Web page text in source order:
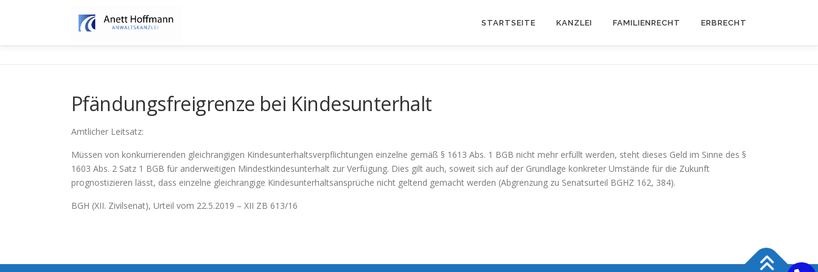
STARTSEITE KANZLEI FAMILIENRECHT ERBRECHT
Pfändungsfreigrenze bei Kindesunterhalt
Amtlicher Leitsatz:
Müssen von konkurrierenden gleichrangigen Kindesunterhaltsverpflichtungen einzelne gemäß § 1613 Abs. 1 BGB nicht mehr erfüllt werden, steht dieses Geld im Sinne des §
1603 Abs. 2 Satz 1 BGB für anderweitigen Mindestkindesunterhalt zur Verfügung. Dies gilt auch, soweit sich auf der Grundlage konkreter Umstände für die Zukunft
prognostizieren lässt, dass einzelne gleichrangige Kindesunterhaltsansprüche nicht geltend gemacht werden (Abgrenzung zu Senatsurteil BGHZ 162, 384).
BGH (XII. Zivilsenat), Urteil vom 22.5.2019 – XII ZB 613/16